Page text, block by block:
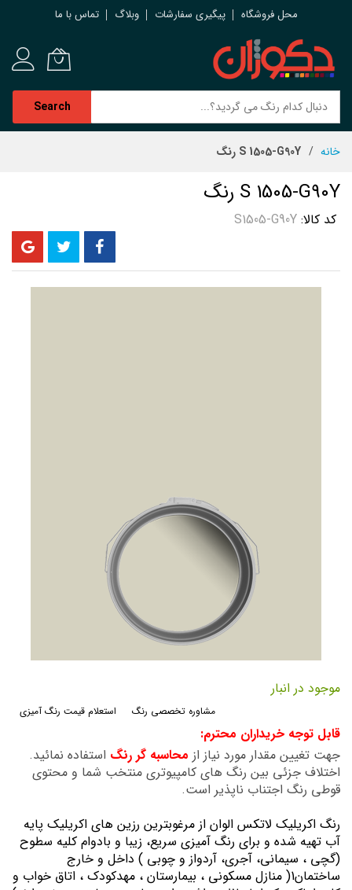
محل فروشگاه پیگیری سفارشات وبلاگ تماس با ما
Search
خانه S 1505-G90Y رنگ
S 1505-G90Y رنگ
کد کالا S1505-G90Y
ابتدای
گالری
موجود در انبار
استعلام قیمت رنگ آمیزی مشاوره تخصصی رنگ
قابل توجه خریداران محترم:
جهت تغیین مقدار مورد نیاز از محاسبه گر رنگ استفاده نمائید.
اختلاف جزئی بین رنگ های کامپیوتری منتخب شما و محتوی
قوطی رنگ اجتناب ناپذیر است.
رنگ اكريليك لاتكس الوان از مرغوبترين رزين هاي اكريليك پايه
آب تهيه شده و برای رنگ آمیزی سریع، زیبا و بادوام کلیه سطوح
(گچی ، سیمانی، آجری، آردواز و چوبی ) داخل و خارج
ساختمان1( منازل مسكوني ، بيمارستان ، مهدكودك ، اتاق خواب و